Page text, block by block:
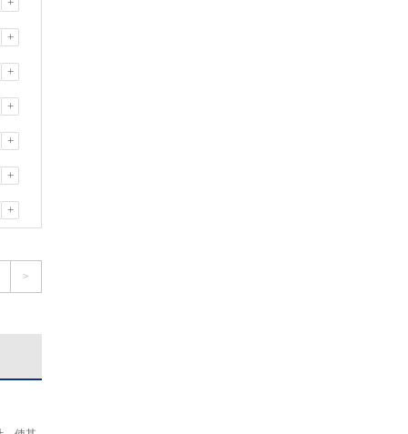
+
+
+
+
+
+
>